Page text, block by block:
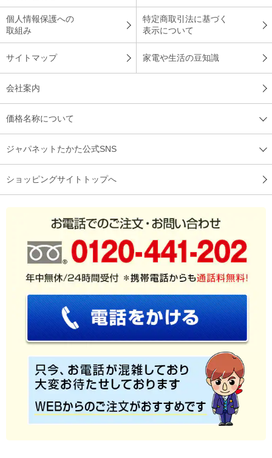
個人情報保護への
取組み
特定商取引法に基づく
表示について
サイトマップ 家電や生活の豆知識
会社案内
価格名称について
ジャパネットたかた公式SNS
ショッピングサイトトップへ